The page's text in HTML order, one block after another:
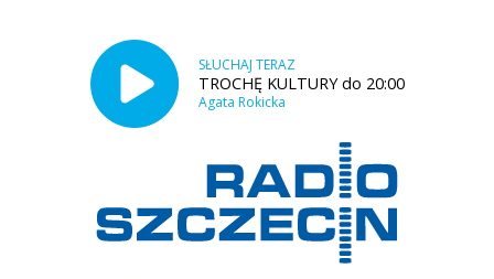
SŁUCHAJ TERAZ
TROCHĘ KULTURY do 20:00
Agata Rokicka